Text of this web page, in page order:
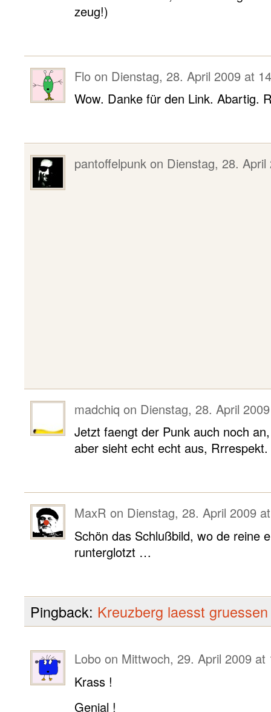
zeug!)
Flo on Dienstag, 28. April 2009 at
Wow. Danke für den Link. Abartig.
pantoffelpunk on Dienstag, 28.
madchiq on Dienstag, 28. April
Jetzt faengt der Punk auch noch
aber sieht echt echt aus, Rrrespekt.
MaxR on Dienstag, 28. April 2009
Schön das Schlußbild, wo de reine
runterglotzt …
Pingback: Kreuzberg laesst gruessen
Lobo on Mittwoch, 29. April 2009 at
Krass !
Genial !